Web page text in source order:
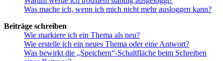
Was mache ich, wenn ich mich nicht mehr ausloggen kann?
Beiträge schreiben
Wie markiere ich ein Thema als neu?
Wie erstelle ich ein neues Thema oder eine Antwort?
Was bewirkt die „Speichern“-Schaltfläche beim Schreiben